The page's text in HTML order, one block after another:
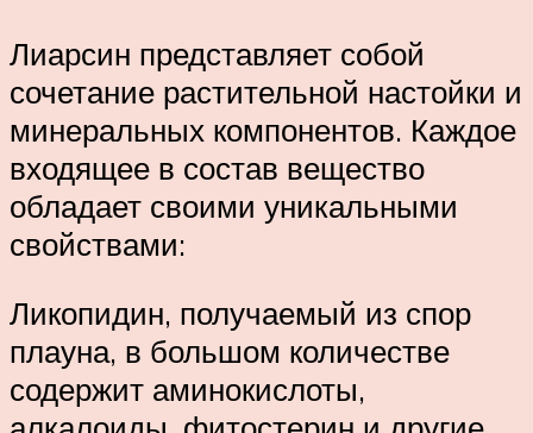
Лиарсин представляет собой
сочетание растительной настойки и
минеральных компонентов. Каждое
входящее в состав вещество
обладает своими уникальными
свойствами:
Ликопидин, получаемый из спор
плауна, в большом количестве
содержит аминокислоты,